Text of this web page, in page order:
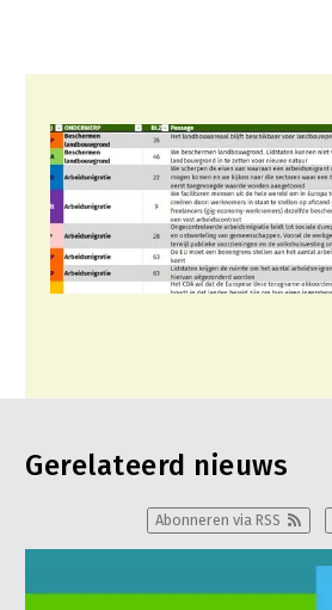
Gerelateerd nieuws
Abonneren via RSS